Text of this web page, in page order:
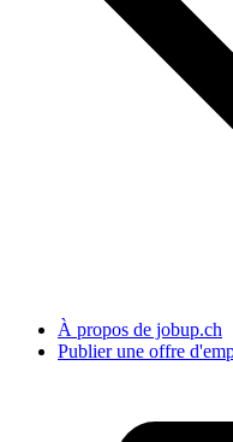
À propos de jobup.ch
Publier une offre